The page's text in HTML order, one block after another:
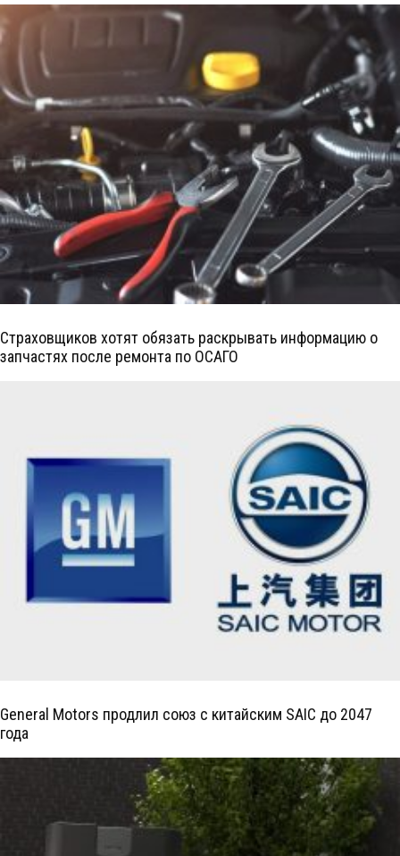
Страховщиков хотят обязать раскрывать информацию о
запчастях после ремонта по ОСАГО
General Motors продлил союз с китайским SAIC до 2047
года